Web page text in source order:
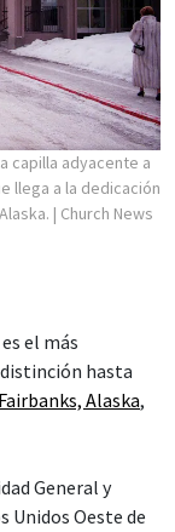
capilla adyacente a
llega a la dedicación
| Church News
el más
hasta
Alaska,
General y
Unidos Oeste de